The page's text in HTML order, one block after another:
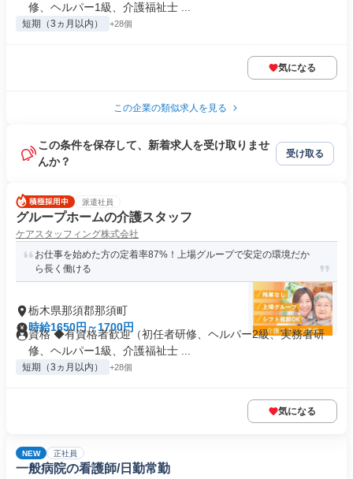
修、ヘルパー1級、介護福祉士 ...
短期（3ヵ月以内） +28個
気になる
この企業の類似求人を見る
この条件を保存して、新着求人を受け取りませ
んか？
受け取る
派遣社員
グループホームの介護スタッフ
ケアスタッフィング株式会社
お仕事を始めた方の定着率87%！上場グループで安定の環境だか
ら長く働ける
栃木県那須郡那須町
時給1650円～1700円
資格 ◆有資格者歓迎（初任者研修、ヘルパー2級、実務者研
修、ヘルパー1級、介護福祉士 ...
短期（3ヵ月以内） +28個
気になる
NEW 正社員
一般病院の看護師/日勤常勤